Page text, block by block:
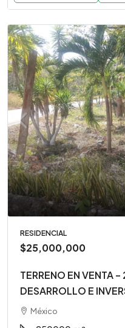
RESIDENCIAL
$25,000,000
TERRENO EN VENTA
DESARROLLO E
México